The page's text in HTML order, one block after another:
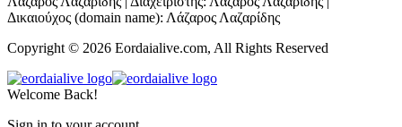
Δικαιούχος (domain name): Λάζαρος Λαζαρίδης
Copyright © 2026 Eordaialive.com, All Rights Reserved
Welcome Back!